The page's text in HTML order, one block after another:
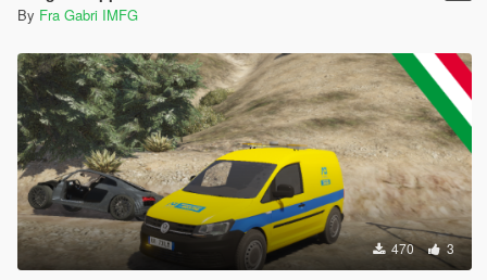
By Fra Gabri IMFG
470 3